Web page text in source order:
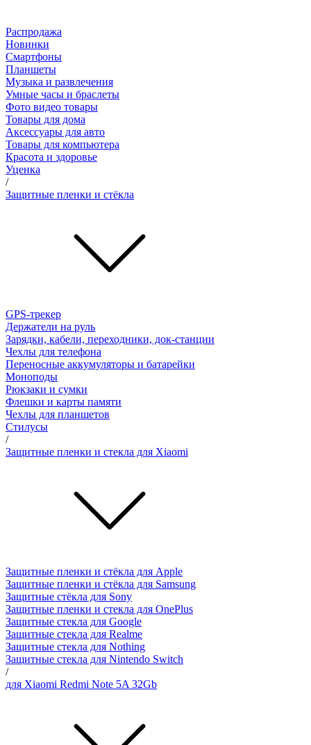
Распродажа
Новинки
Смартфоны
Планшеты
Музыка и развлечения
Умные часы и браслеты
Фото видео товары
Товары для дома
Аксессуары для авто
Товары для компьютера
Красота и здоровье
Уценка
/
Защитные пленки и стёкла
GPS-трекер
Держатели на руль
Зарядки, кабели, переходники, док-станции
Чехлы для телефона
Переносные аккумуляторы и батарейки
Моноподы
Рюкзаки и сумки
Флешки и карты памяти
Чехлы для планшетов
Стилусы
/
Защитные пленки и стекла для Xiaomi
Защитные пленки и стёкла для Apple
Защитные пленки и стёкла для Samsung
Защитные стёкла для Sony
Защитные пленки и стекла для OnePlus
Защитные стекла для Google
Защитные стекла для Realme
Защитные стекла для Nothing
Защитные стекла для Nintendo Switch
/
для Xiaomi Redmi Note 5A 32Gb